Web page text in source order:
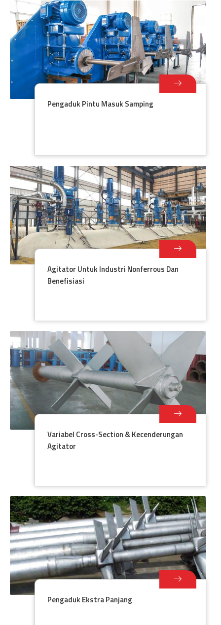
Pengaduk Pintu Masuk Samping
Agitator Untuk Industri Nonferrous Dan
Benefisiasi
Variabel Cross-Section & Kecenderungan
Agitator
Pengaduk Ekstra Panjang